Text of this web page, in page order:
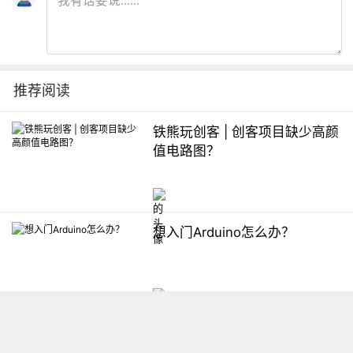
推荐阅读
铁熊玩创客 | 创客项目缺少高颜
值电路图？
想入门Arduino怎么办？